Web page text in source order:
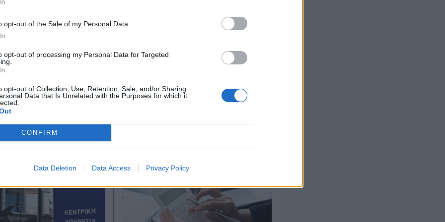
opt-out of the Sale of my Personal Data.
opt-out of processing my Personal Data for Targeted
opt-out of Collection, Use, Retention, Sale, and/or Sharing
Data that Is Unrelated with the Purposes for which it
CONFIRM
Data Deletion Data Access Privacy Policy
Ακολουθήστε μας στο
facebook
twitter
Αποδέχομαι τουςόρους χρήσης